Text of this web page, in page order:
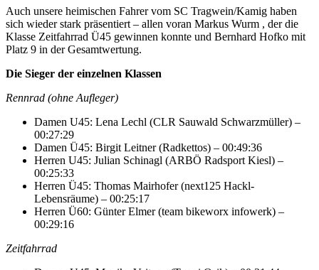
Auch unsere heimischen Fahrer vom SC Tragwein/Kamig haben
sich wieder stark präsentiert – allen voran Markus Wurm , der die
Klasse Zeitfahrrad Ü45 gewinnen konnte und Bernhard Hofko mit
Platz 9 in der Gesamtwertung.
Die Sieger der einzelnen Klassen
Rennrad (ohne Aufleger)
Damen U45: Lena Lechl (CLR Sauwald Schwarzmüller) –
00:27:29
Damen Ü45: Birgit Leitner (Radkettos) – 00:49:36
Herren U45: Julian Schinagl (ARBÖ Radsport Kiesl) –
00:25:33
Herren Ü45: Thomas Mairhofer (next125 Hackl-
Lebensräume) – 00:25:17
Herren Ü60: Günter Elmer (team bikeworx infowerk) –
00:29:16
Zeitfahrrad